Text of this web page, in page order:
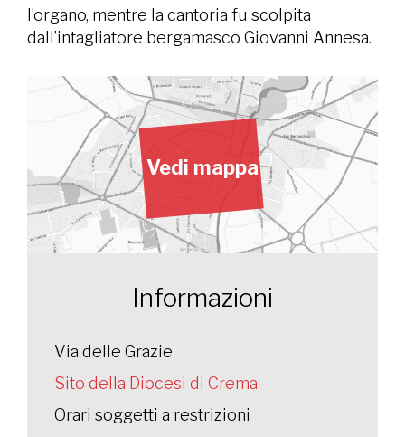
l’organo, mentre la cantoria fu scolpita
dall’intagliatore bergamasco Giovanni Annesa.
Vedi mappa
Informazioni
Via delle Grazie
Sito della Diocesi di Crema
Orari soggetti a restrizioni